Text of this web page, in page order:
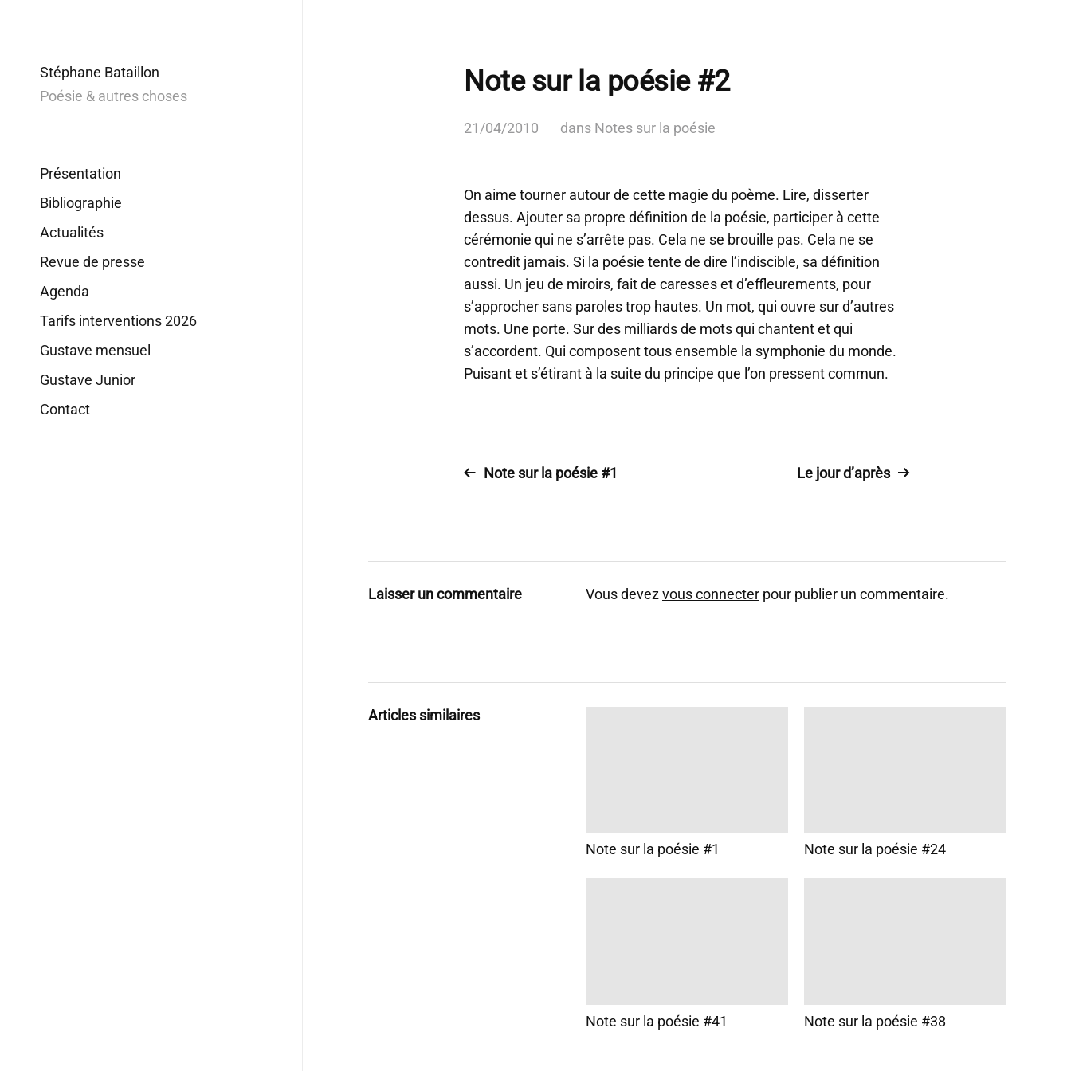
Stéphane Bataillon
Poésie & autres choses
Présentation
Bibliographie
Actualités
Revue de presse
Agenda
Tarifs interventions 2026
Gustave mensuel
Gustave Junior
Contact
Note sur la poésie #2
21/04/2010 dans Notes sur la poésie
On aime tourner autour de cette magie du poème. Lire, disserter
dessus. Ajouter sa propre définition de la poésie, participer à cette
cérémonie qui ne s’arrête pas. Cela ne se brouille pas. Cela ne se
contredit jamais. Si la poésie tente de dire l’indiscible, sa définition
aussi. Un jeu de miroirs, fait de caresses et d’effleurements, pour
s’approcher sans paroles trop hautes. Un mot, qui ouvre sur d’autres
mots. Une porte. Sur des milliards de mots qui chantent et qui
s’accordent. Qui composent tous ensemble la symphonie du monde.
Puisant et s’étirant à la suite du principe que l’on pressent commun.
Note sur la poésie #1 Le jour d’après
Laisser un commentaire Vous devezvous connecter pour publier un commentaire.
Articles similaires
Note sur la poésie #1 Note sur la poésie #24
Note sur la poésie #41 Note sur la poésie #38